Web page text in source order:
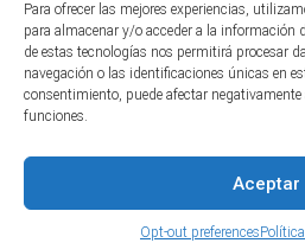
Para ofrecer las mejores experiencias,
para almacenar y/o acceder a la
de estas tecnologías nos permitirá procesar
navegación o las identificaciones únicas en
consentimiento, puede afectar
funciones.
Aceptar
Opt-out preferences